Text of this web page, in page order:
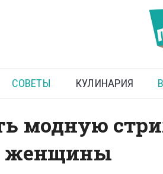
Удлиненное боб-
СОВЕТЫ КУЛИНАРИЯ
модную
женщины